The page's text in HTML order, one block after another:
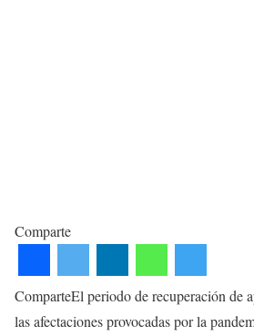
Comparte
ComparteEl periodo de recuperación de
las afectaciones provocadas por la